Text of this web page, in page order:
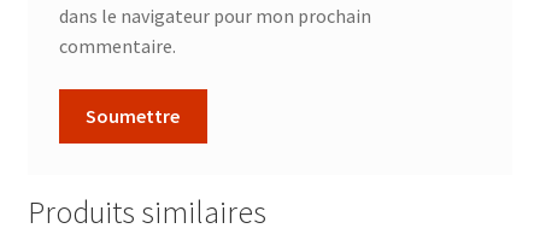
dans le navigateur pour mon prochain
commentaire.
Produits similaires